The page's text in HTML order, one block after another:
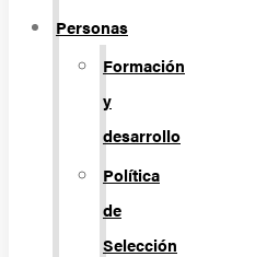
Personas
Formación
y
desarrollo
Política
de
Selección